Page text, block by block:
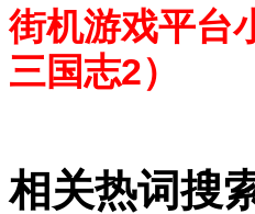
街机游戏平台
三国志2）
相关热词搜